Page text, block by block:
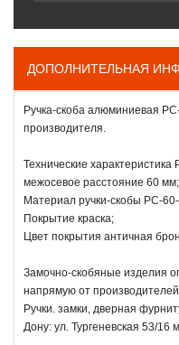
ДОПОЛНИТЕЛЬНАЯ
Ручка-скоба алюминиевая
производителя.
Технические
межосевое расстояние 60 мм;
Материал ручки-скобы РС-
Покрытие краска;
Цвет покрытия античная
Замочно-скобяные изделия
напрямую от
Ручки. замки, дверная
Дону: ул. Тургеневская 53/16